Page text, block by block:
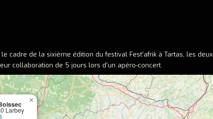
cadre de la sixième édition du festival Fest’afrik à Tartas, les deux
collaboration de 5 jours lors d’un apéro-concert.
Larbey
×